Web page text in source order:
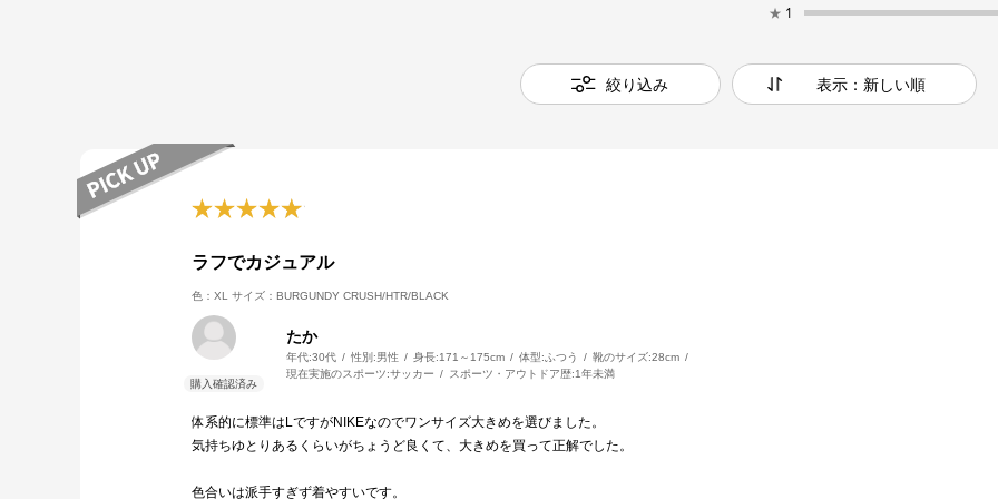
★ 1
絞り込み 表示：新しい順
ラフでカジュアル
色：XL サイズ：BURGUNDY CRUSH/HTR/BLACK
たか
年代:30代 性別:男性 身長:171～175cm 体型: ふつう 靴のサイズ:28cm
現在実施のスポーツ:サッカー スポーツ・アウトドア歴:1年未満
体系的に標準はLですがNIKEなのでワンサイズ大きめを選びました。
気持ちゆとりあるくらいがちょうど良くて、大きめを買って正解でした。
色合いは派手すぎず着やすいです。